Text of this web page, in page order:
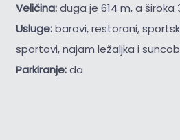
Veličina:duga je 614 m, a široka
Usluge:barovi, restorani,
sportovi, najam ležaljka i
Parkiranje:da